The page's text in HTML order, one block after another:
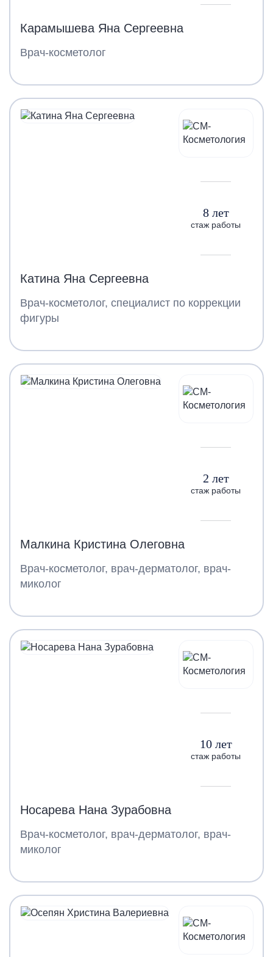
Карамышева Яна Сергеевна
Врач-косметолог
8 лет
стаж работы
Катина Яна Сергеевна
Врач-косметолог, специалист по коррекции
фигуры
2 лет
стаж работы
Малкина Кристина Олеговна
Врач-косметолог, врач-дерматолог, врач-
миколог
10 лет
стаж работы
Носарева Нана Зурабовна
Врач-косметолог, врач-дерматолог, врач-
миколог